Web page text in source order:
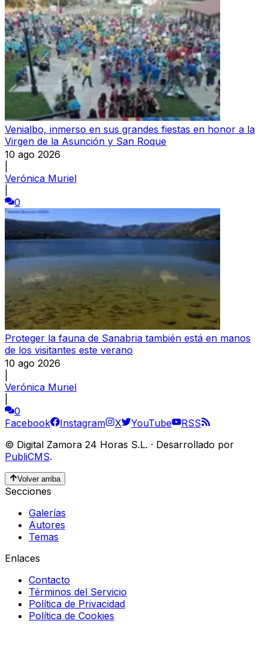
Venialbo, inmerso en sus grandes fiestas en honor a la
Virgen de la Asunción y San Roque
10 ago 2026
Verónica Muriel
0
Proteger la fauna de Sanabria también está en manos
de los visitantes este verano
10 ago 2026
Verónica Muriel
0
Facebook
Instagram X YouTube
RSS
© Digital Zamora 24 Horas S.L. · Desarrollado por
PubliCMS.
Volver arriba
Secciones
Galerías
Autores
Temas
Enlaces
Contacto
Términos del Servicio
Política de Privacidad
Política de Cookies